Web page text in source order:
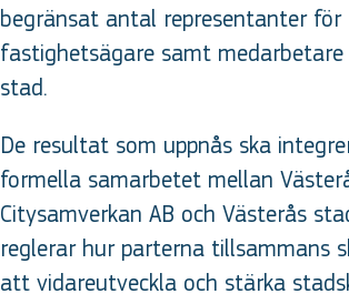
begränsat antal representanter för
fastighetsägare samt medarbetare
stad.
De resultat som uppnås ska
formella samarbetet mellan
Citysamverkan AB och Västerås
reglerar hur parterna tillsammans
att vidareutveckla och stärka